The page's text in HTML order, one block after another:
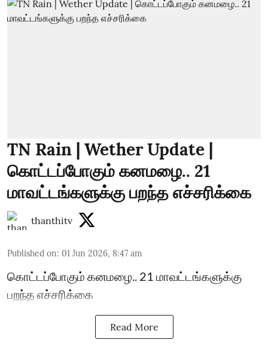
TN Rain | Wether Update |
கொட்டப்போகும் கனமழை.. 21
மாவட்டங்களுக்கு பறந்த எச்சரிக்கை
thanthitv
Published on: 01 Jun 2026, 8:47 am
கொட்டப்போகும் கனமழை.. 21 மாவட்டங்களுக்கு
பறந்த எச்சரிக்கை
Read More